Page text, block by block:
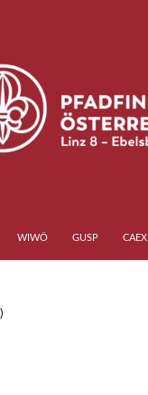
Linz 8
WIWÖ GUSP CAEX